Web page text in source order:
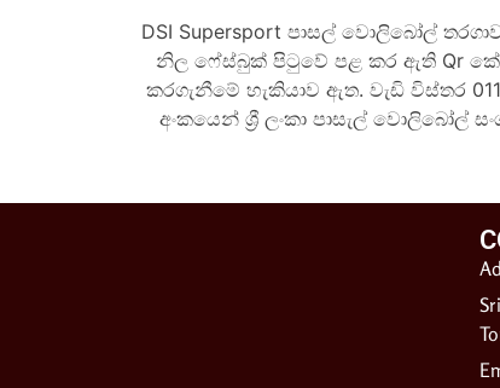
DSI Supersport පාසල් වොලිබෝල්
නිල ෆේස්බුක් පිටුවේ පළ කර ඇති Qr
කරගැනීමේ හැකියාව ඇත. වැඩි විස්තර
අංකයෙන් ශ්‍රී ලංකා පාසැල් වොලිබෝල්